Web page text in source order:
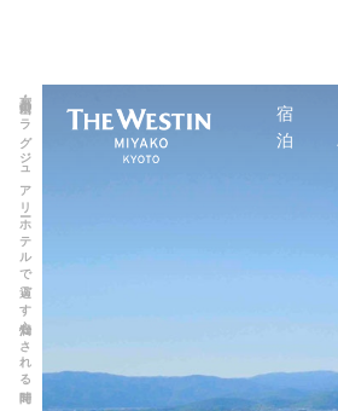
京都・東山のラグジュアリーホテルで過ごす心満たされる時間
宿
泊